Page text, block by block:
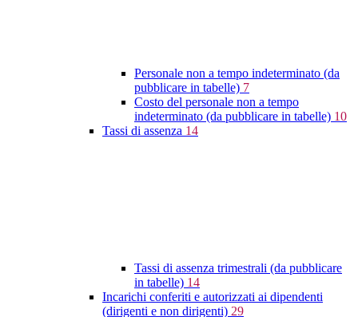
Personale non a tempo indeterminato (da
pubblicare in tabelle) 7
Costo del personale non a tempo
indeterminato (da pubblicare in tabelle) 10
Tassi di assenza 14
Tassi di assenza trimestrali (da pubblicare
in tabelle) 14
Incarichi conferiti e autorizzati ai dipendenti
(dirigenti e non dirigenti) 29